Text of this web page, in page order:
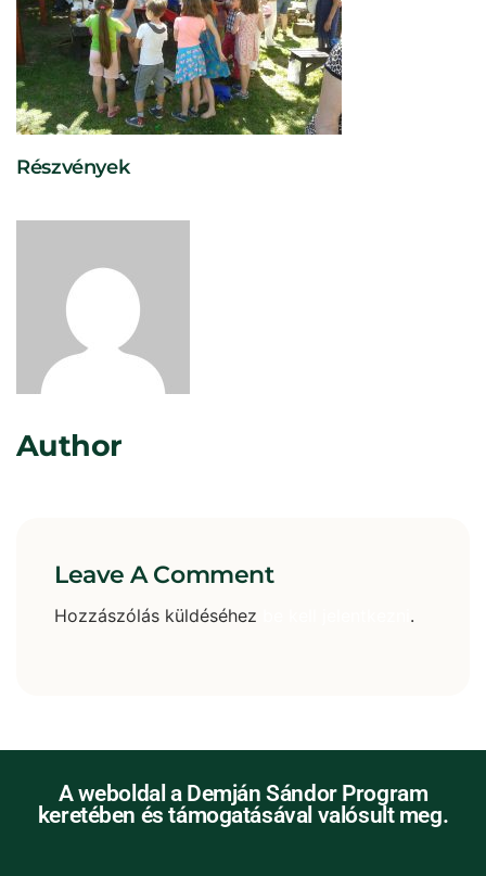
Részvények
Author
Leave A Comment
Hozzászólás küldéséhez .
A weboldal a Demján Sándor Program
keretében és támogatásával valósult meg.